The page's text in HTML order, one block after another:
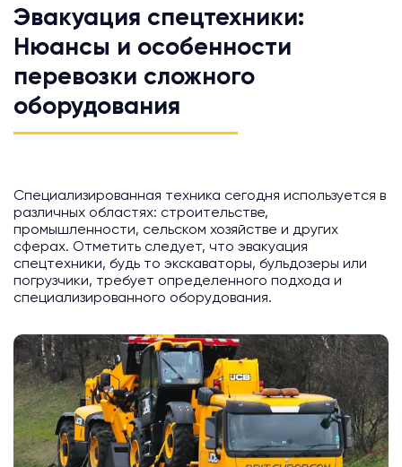
Эвакуация спецтехники:
Нюансы и особенности
перевозки сложного
оборудования
Специализированная техника сегодня используется в
различных областях: строительстве,
промышленности, сельском хозяйстве и других
сферах. Отметить следует, что эвакуация
спецтехники, будь то экскаваторы, бульдозеры или
погрузчики, требует определенного подхода и
специализированного оборудования.